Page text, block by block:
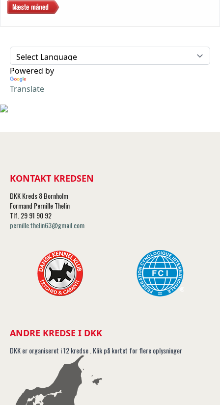
Powered by
Translate
KONTAKT KREDSEN
DKK Kreds 8 Bornholm
Formand Pernille Thelin
Tlf. 29 91 90 92
pernille.thelin63@gmail.com
ANDRE KREDSE I DKK
DKK er organiseret i 12 kredse . Klik på kortet for flere oplysninger